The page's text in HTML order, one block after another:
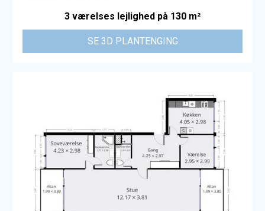
3 værelses lejlighed på 130 m²
SE 3D PLANTENGING